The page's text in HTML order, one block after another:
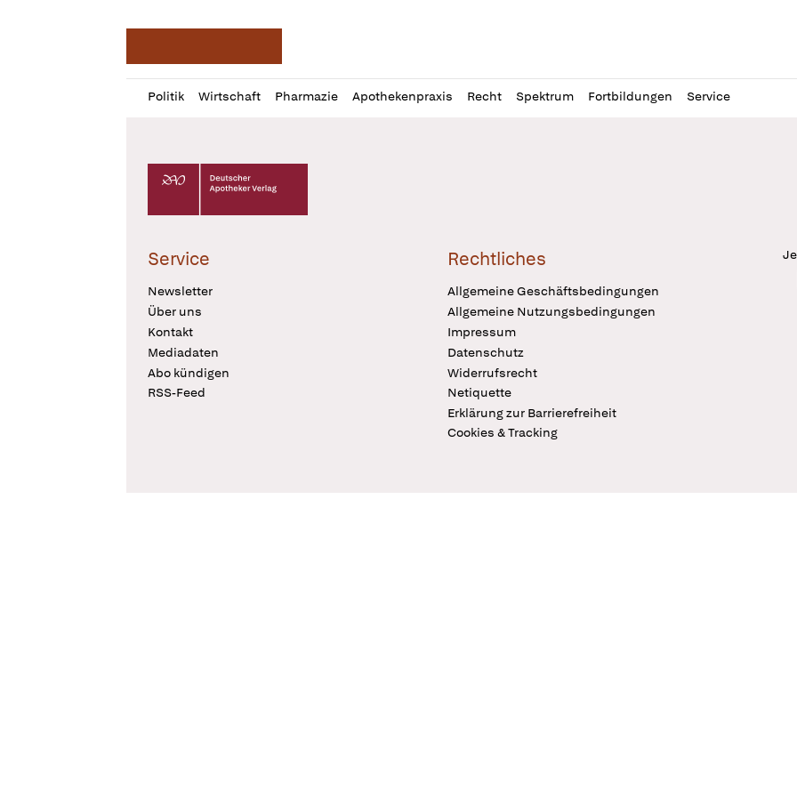
Politik Wirtschaft Pharmazie Apothekenpraxis Recht Spektrum Fortbildungen Service
Profil
öffnen
Daz
Pur
Deutscher Apotheker Verlag Logo
Service
Newsletter
Über uns
Kontakt
Mediadaten
Abo kündigen
RSS-Feed
Rechtliches
Allgemeine Geschäftsbedingungen
Allgemeine Nutzungsbedingungen
Impressum
Datenschutz
Widerrufsrecht
Netiquette
Erklärung zur Barrierefreiheit
Cookies & Tracking